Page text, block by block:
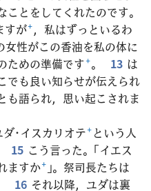
とをしてくれたのです。
すが+，私はずっといるわ
女性がこの香油を私の体に
ための準備です+。 13 は
でも良い知らせが伝えられ
も語られ，思い起こされま
･イスカリオテ+という人
15 こう言った。「イエス
ますか+ 」。祭司長たちは
16 それ以降，ユダは裏